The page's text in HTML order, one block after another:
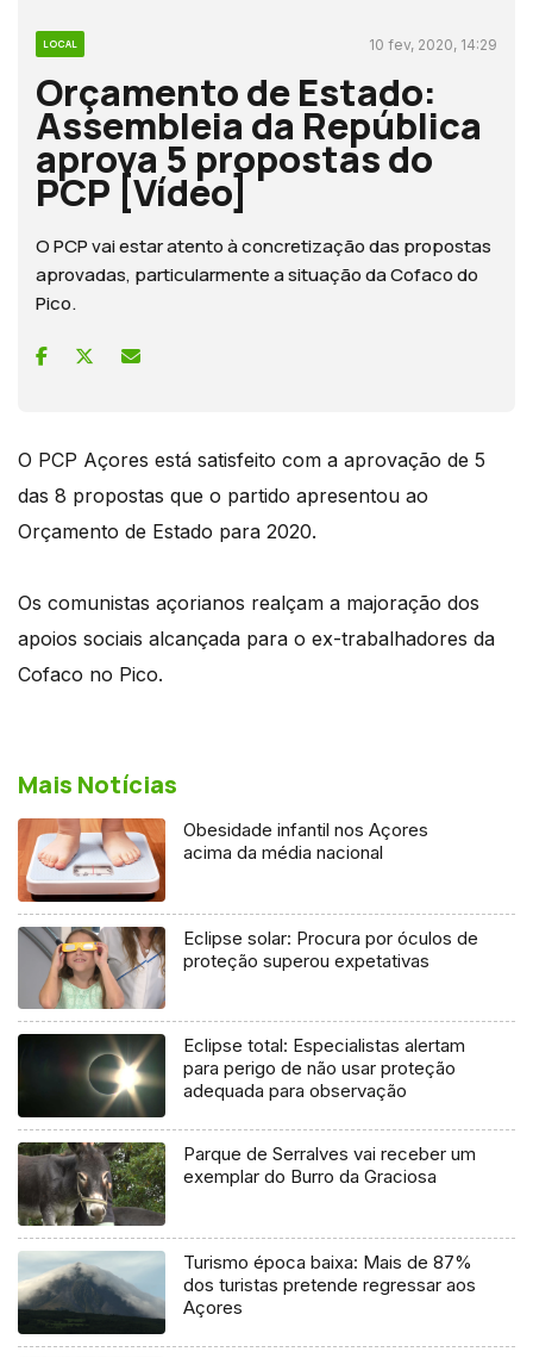
LOCAL 10 fev, 2020, 14:29
Orçamento de Estado:
Assembleia da República
aprova 5 propostas do
PCP [Vídeo]
O PCP vai estar atento à concretização das propostas
aprovadas, particularmente a situação da Cofaco do
Pico.
O PCP Açores está satisfeito com a aprovação de 5
das 8 propostas que o partido apresentou ao
Orçamento de Estado para 2020.
Os comunistas açorianos realçam a majoração dos
apoios sociais alcançada para o ex-trabalhadores da
Cofaco no Pico.
Mais Notícias
Obesidade infantil nos Açores
acima da média nacional
Eclipse solar: Procura por óculos de
proteção superou expetativas
Eclipse total: Especialistas alertam
para perigo de não usar proteção
adequada para observação
Parque de Serralves vai receber um
exemplar do Burro da Graciosa
Turismo época baixa: Mais de 87%
dos turistas pretende regressar aos
Açores